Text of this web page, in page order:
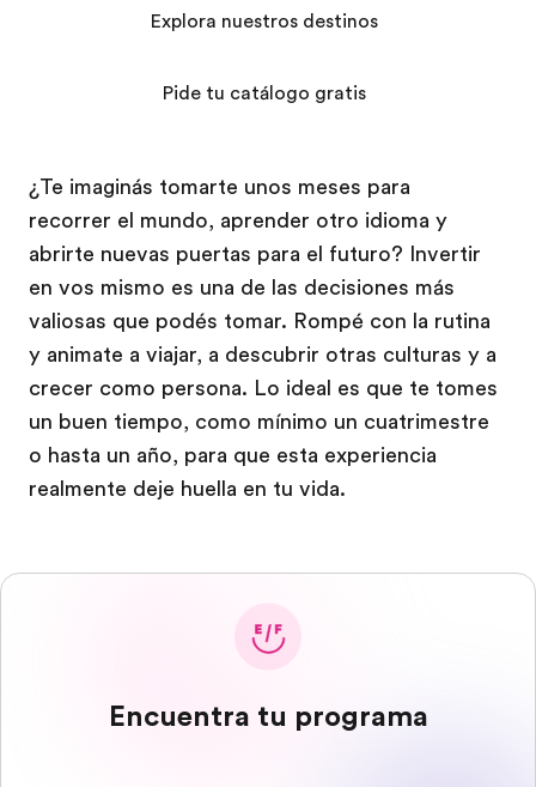
¿Te imaginás tomarte unos meses para
recorrer el mundo, aprender otro idioma y
abrirte nuevas puertas para el futuro? Invertir
en vos mismo es una de las decisiones más
valiosas que podés tomar. Rompé con la rutina
y animate a viajar, a descubrir otras culturas y a
crecer como persona. Lo ideal es que te tomes
un buen tiempo, como mínimo un cuatrimestre
o hasta un año, para que esta experiencia
realmente deje huella en tu vida.
Explora nuestros destinos
Pide tu catálogo gratis
Encuentra tu programa